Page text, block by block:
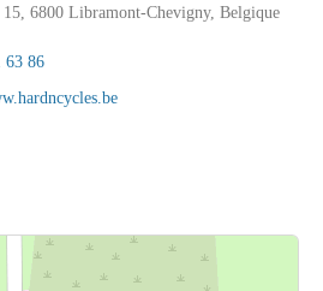
6800 Libramont-Chevigny, Belgique
63 86